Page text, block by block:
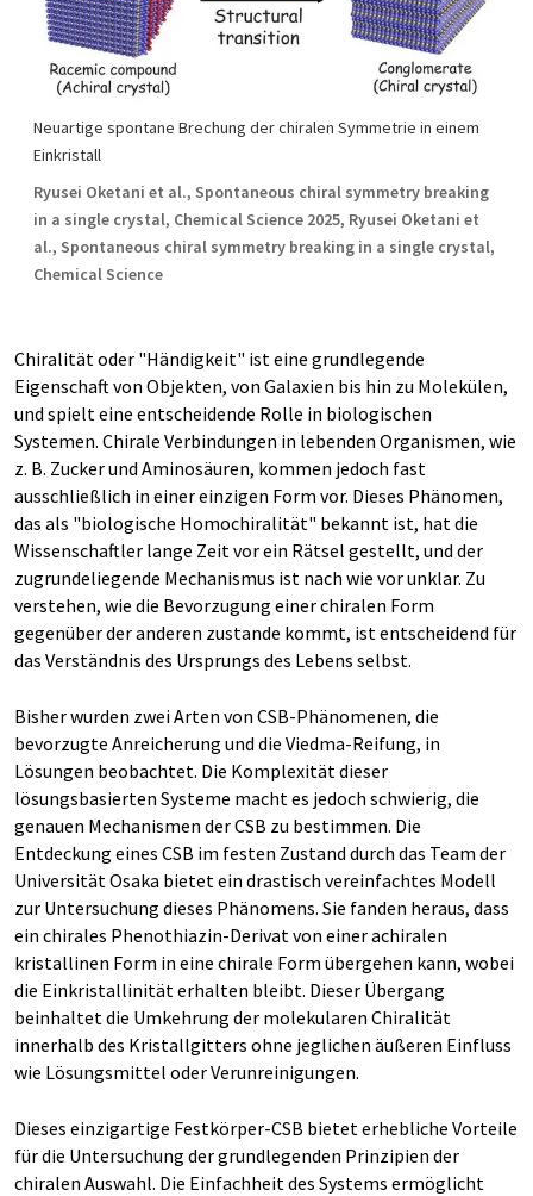
Neuartige spontane Brechung der chiralen Symmetrie in einem
Einkristall
Ryusei Oketani et al., Spontaneous chiral symmetry breaking
in a single crystal, Chemical Science 2025, Ryusei Oketani et
al., Spontaneous chiral symmetry breaking in a single crystal,
Chemical Science
Chiralität oder "Händigkeit" ist eine grundlegende
Eigenschaft von Objekten, von Galaxien bis hin zu Molekülen,
und spielt eine entscheidende Rolle in biologischen
Systemen. Chirale Verbindungen in lebenden Organismen, wie
z. B. Zucker und Aminosäuren, kommen jedoch fast
ausschließlich in einer einzigen Form vor. Dieses Phänomen,
das als "biologische Homochiralität" bekannt ist, hat die
Wissenschaftler lange Zeit vor ein Rätsel gestellt, und der
zugrundeliegende Mechanismus ist nach wie vor unklar. Zu
verstehen, wie die Bevorzugung einer chiralen Form
gegenüber der anderen zustande kommt, ist entscheidend für
das Verständnis des Ursprungs des Lebens selbst.
Bisher wurden zwei Arten von CSB-Phänomenen, die
bevorzugte Anreicherung und die Viedma-Reifung, in
Lösungen beobachtet. Die Komplexität dieser
lösungsbasierten Systeme macht es jedoch schwierig, die
genauen Mechanismen der CSB zu bestimmen. Die
Entdeckung eines CSB im festen Zustand durch das Team der
Universität Osaka bietet ein drastisch vereinfachtes Modell
zur Untersuchung dieses Phänomens. Sie fanden heraus, dass
ein chirales Phenothiazin-Derivat von einer achiralen
kristallinen Form in eine chirale Form übergehen kann, wobei
die Einkristallinität erhalten bleibt. Dieser Übergang
beinhaltet die Umkehrung der molekularen Chiralität
innerhalb des Kristallgitters ohne jeglichen äußeren Einfluss
wie Lösungsmittel oder Verunreinigungen.
Dieses einzigartige Festkörper-CSB bietet erhebliche Vorteile
für die Untersuchung der grundlegenden Prinzipien der
chiralen Auswahl. Die Einfachheit des Systems ermöglicht